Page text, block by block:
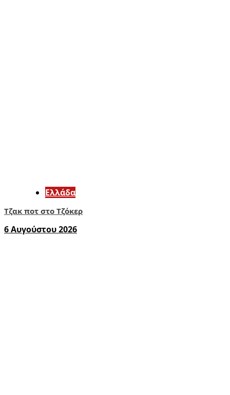
Ελλάδα
Τζακ ποτ στο Τζόκερ
6 Αυγούστου 2026